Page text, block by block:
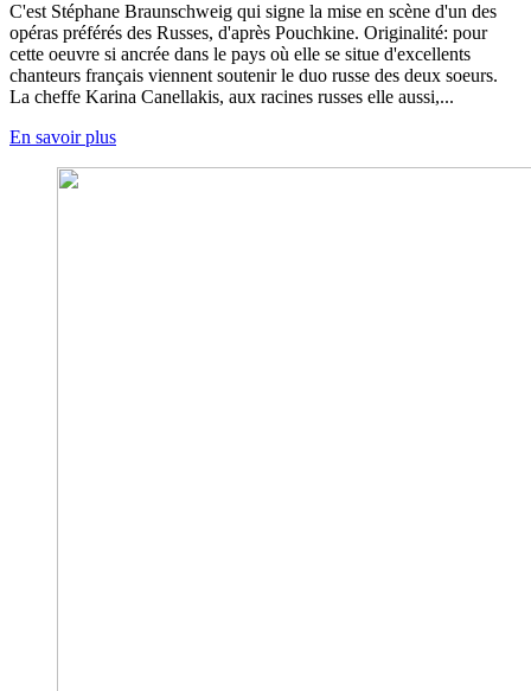
C'est Stéphane Braunschweig qui signe la mise en scène d'un des
opéras préférés des Russes, d'après Pouchkine. Originalité: pour
cette oeuvre si ancrée dans le pays où elle se situe d'excellents
chanteurs français viennent soutenir le duo russe des deux soeurs.
La cheffe Karina Canellakis, aux racines russes elle aussi,...
En savoir plus